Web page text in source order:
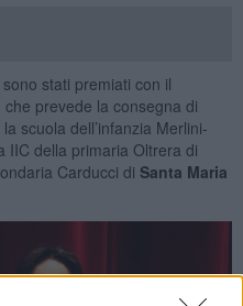
stati premiati con il
che prevede la consegna di
scuola dell’infanzia Merlini-
IIC della primaria Oltrera di
Carducci di Santa Maria